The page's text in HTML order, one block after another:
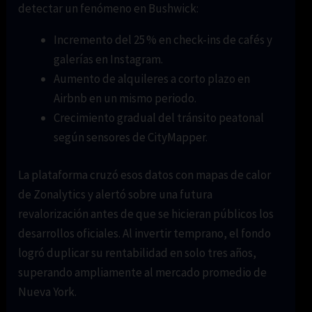
detectar un fenómeno en Bushwick:
Incremento del 25 % en check-ins de cafés y
galerías en Instagram.
Aumento de alquileres a corto plazo en
Airbnb en un mismo periodo.
Crecimiento gradual del tránsito peatonal
según sensores de CityMapper.
La plataforma cruzó esos datos con mapas de calor
de Zonalytics y alertó sobre una futura
revalorización antes de que se hicieran públicos los
desarrollos oficiales. Al invertir temprano, el fondo
logró duplicar su rentabilidad en solo tres años,
superando ampliamente al mercado promedio de
Nueva York.